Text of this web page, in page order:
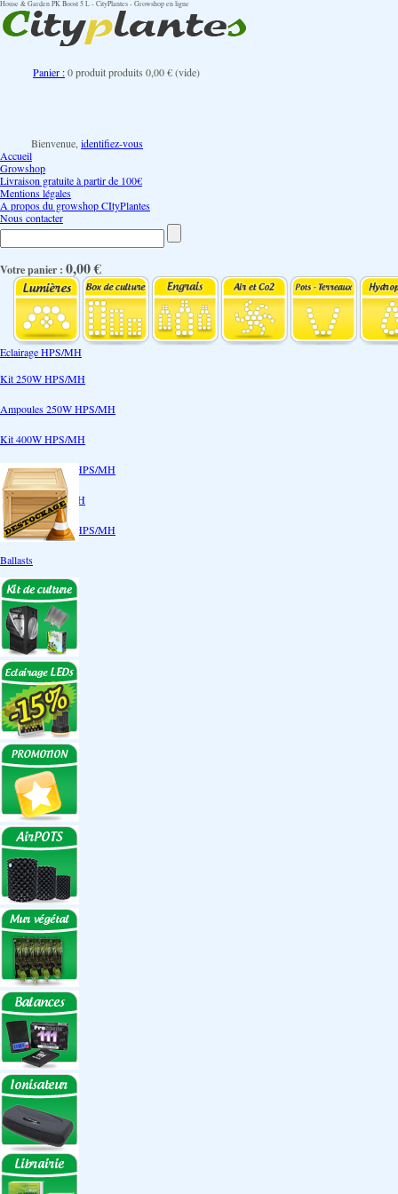
House & Garden PK Boost 5 L - CityPlantes - Growshop en ligne
Panier :0produitproduits 0,00 €(vide)
Bienvenue, identifiez-vous
Accueil
Growshop
Livraison gratuite à partir de 100€
Mentions légales
A propos du growshop CItyPlantes
Nous contacter
Votre panier : 0,00 €
Eclairage HPS/MH
Kit 250W HPS/MH
Ampoules 250W HPS/MH
Kit 400W HPS/MH
Ampoules 400W HPS/MH
Kit 600W HPS/MH
Ampoules 600W HPS/MH
Ballasts
Réflecteurs
CoolTube
Accessoires
Eclairages LEDs
Eclairages ECO
Kits ECO
Ampoules ECO
Réflecteurs ECO
Réflecteurs
Accessoires
Box Discount
Box par marque
Hortibox
Homebox
Dark Room II
GrowLab
Box par taille
Box 40 cm
Box 60 cm
Box 80-90 cm
Box 120 cm
Autres tailles Box